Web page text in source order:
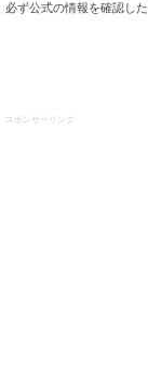
必ず公式の情報を確認し
スポンサーリンク